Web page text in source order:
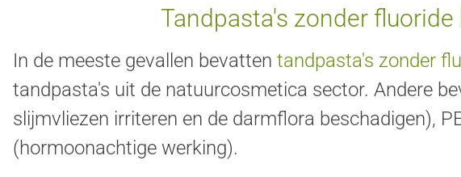
Tandpasta's zonder
In de meeste gevallen bevatten tandpasta's zonder
tandpasta's uit de natuurcosmetica sector. Andere
slijmvliezen irriteren en de darmflora beschadigen),
(hormoonachtige werking).